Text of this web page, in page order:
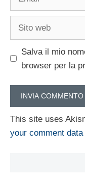
Salva il mio
browser per la
This site uses
your comment